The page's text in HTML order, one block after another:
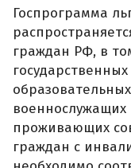
Госпрограмма
граждан РФ, в
проживающих
граждан с